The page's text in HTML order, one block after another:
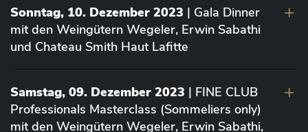
Sonntag, 10. Dezember 2023 | Gala Dinner
mit den Weingütern Wegeler, Erwin Sabathi
und Chateau Smith Haut Lafitte
Samstag, 09. Dezember 2023 | FINE CLUB
Professionals Masterclass (Sommeliers only)
mit den Weingütern Wegeler, Erwin Sabathi,